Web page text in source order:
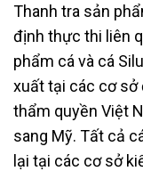
Thanh tra sản
định thực thi liên
phẩm cá và cá
xuất tại các cơ sở
thẩm quyền Việt
sang Mỹ. Tất cả
lại tại các cơ sở